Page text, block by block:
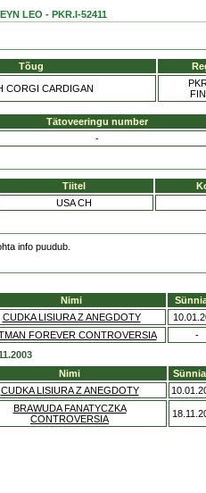
LEO - PKR.I-52411
Tõug
CORGI CARDIGAN
Tätoveeringu number
-
Tiitel
USA CH
info puudub.
Nimi
CUDKA LISIURA Z ANEGDOTY
FOREVER CONTROVERSIA -
Nimi
CUDKA LISIURA Z ANEGDOTY
BRAWUDA FANATYCZKA
CONTROVERSIA